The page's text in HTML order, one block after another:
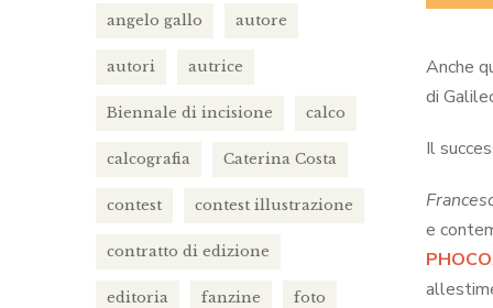
Anche
di
Il
e
PHOCO
angelo gallo autore
autori autrice
Biennale di incisione calco
calcografia Caterina Costa
contest contest illustrazione
contratto di edizione
editoria fanzine foto